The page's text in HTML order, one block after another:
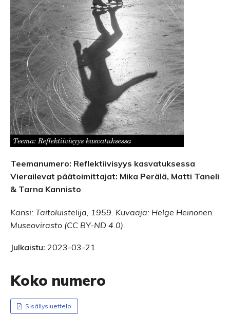
Teemanumero: Reflektiivisyys kasvatuksessa
Vierailevat päätoimittajat: Mika Perälä, Matti Taneli
& Tarna Kannisto
Kansi: Taitoluistelija, 1959. Kuvaaja: Helge Heinonen.
Museovirasto (CC BY-ND 4.0).
Julkaistu: 2023-03-21
Koko numero
Sisällysluettelo